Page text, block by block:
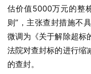
估价值5000万元的整
则”，主张查封措施不
微调为《关于解除超标
法院对查封标的进行缩
的查封。